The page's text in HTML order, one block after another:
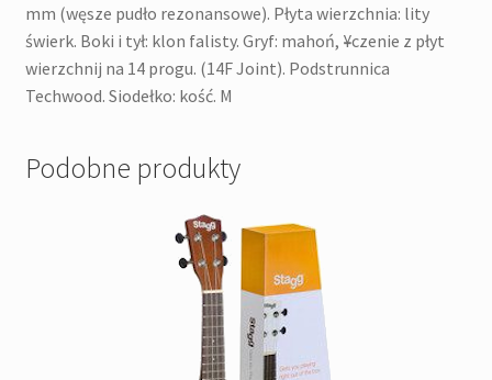
mm (węsze pudło rezonansowe). Płyta wierzchnia: lity
świerk. Boki i tył: klon falisty. Gryf: mahoń, ¥czenie z płyt
wierzchnij na 14 progu. (14F Joint). Podstrunnica
Techwood. Siodełko: kość. M
Podobne produkty